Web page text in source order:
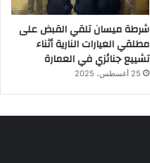
شرطة ميسان تلقي القبض على
مطلقي العيارات النارية أثناء
تشييع جنائزي في العمارة
25 أغسطس، 2025